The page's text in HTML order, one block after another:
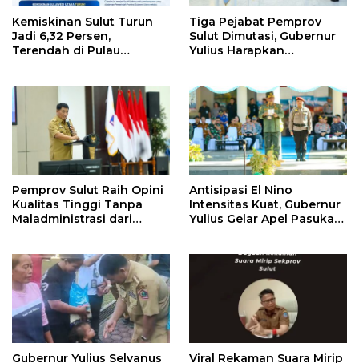
Kemiskinan Sulut Turun
Jadi 6,32 Persen,
Terendah di Pulau
Tiga Pejabat Pemprov
Sulut Dimutasi, Gubernur
Yulius Harapkan
Pemprov Sulut Raih Opini
Kualitas Tinggi Tanpa
Maladministrasi dari
Antisipasi El Nino
Intensitas Kuat, Gubernur
Yulius Gelar Apel Pasukan
Gubernur Yulius Selvanus
Viral Rekaman Suara Mirip